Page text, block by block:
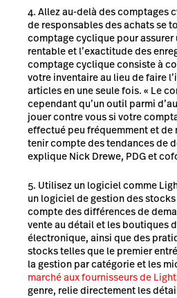
Allez au-delà des comptages
de responsables des achats se
comptage cyclique pour assurer
rentable et l’exactitude des
comptage cyclique consiste à
votre inventaire au lieu de faire
articles en une seule fois. « Le
cependant qu’un outil parmi
jouer contre vous si votre
effectué peu fréquemment et de
tenir compte des tendances de
explique Nick Drewe, PDG et
Utilisez un logiciel comme
un logiciel de gestion des
compte des différences de
vente au détail et les boutiques
électronique, ainsi que des
stocks telles que le premier
la gestion par catégorie et les
marché aux fournisseurs de
genre, relie directement les